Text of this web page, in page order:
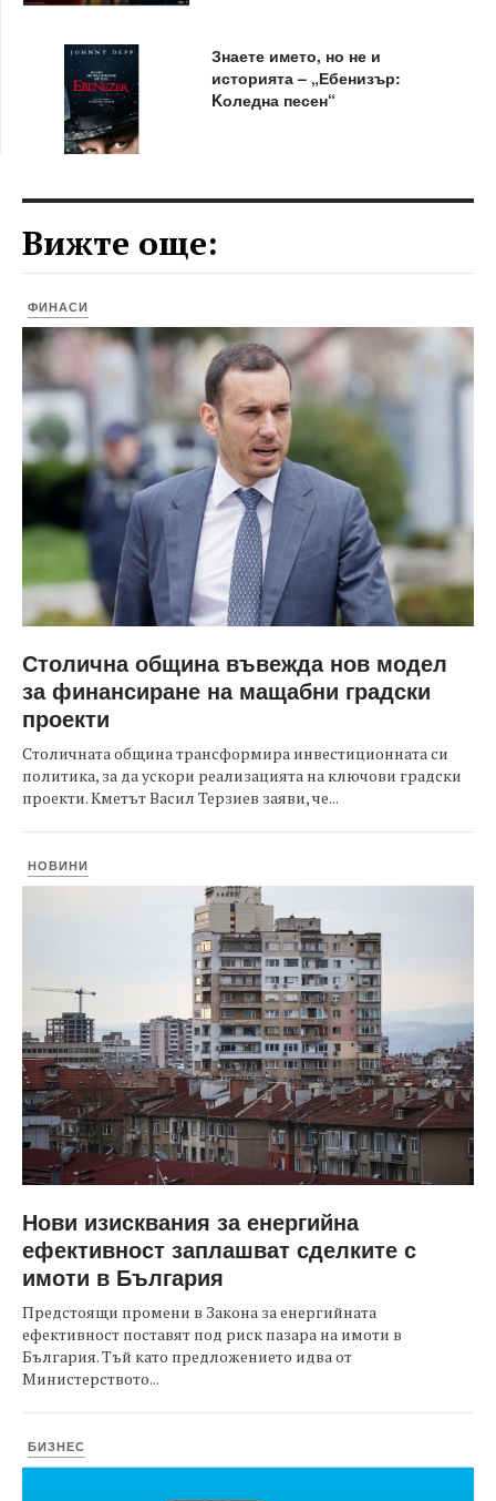
Знаете името, но не и
историята – „Ебенизър:
Kоледна песен“
Вижте още:
ФИНАСИ
Столична община въвежда нов модел
за финансиране на мащабни градски
проекти
Столичната община трансформира инвестиционната си
политика, за да ускори реализацията на ключови градски
проекти. Кметът Васил Терзиев заяви, че...
НОВИНИ
Нови изисквания за енергийна
ефективност заплашват сделките с
имоти в България
Предстоящи промени в Закона за енергийната
ефективност поставят под риск пазара на имоти в
България. Тъй като предложението идва от
Министерството...
БИЗНЕС